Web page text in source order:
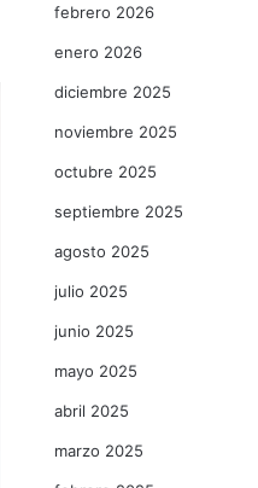
febrero 2026
enero 2026
diciembre 2025
noviembre 2025
octubre 2025
septiembre 2025
agosto 2025
julio 2025
junio 2025
mayo 2025
abril 2025
marzo 2025